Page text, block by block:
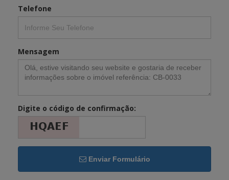
Telefone
Mensagem
Digite o código de confirmação:
Enviar Formulário